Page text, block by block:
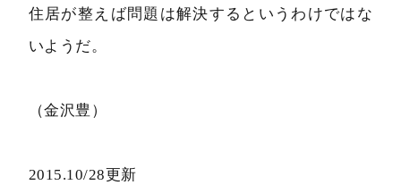
住居が整えば問題は解決するというわけではな
いようだ。
（金沢豊）
2015.10/28更新